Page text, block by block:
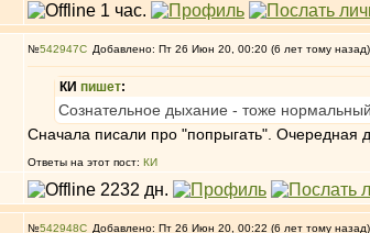
№542947 Добавлено: Пт 26 Июн 20, 00:20 (6 лет тому назад)
КИ пишет:
Сознательное дыхание - тоже
Сначала писали про "попрыгать". Очередная
Ответы на этот пост: КИ
№542948 Добавлено: Пт 26 Июн 20, 00:22 (6 лет тому назад)